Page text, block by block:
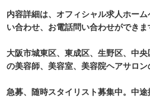
内容詳細は、オフィシャル求人ホー
い合わせ、お電話問い合わせができま
大阪市城東区、東成区、生野区、中
の美容師、美容室、美容院ヘアサロン
急募、随時スタイリスト募集中。中途